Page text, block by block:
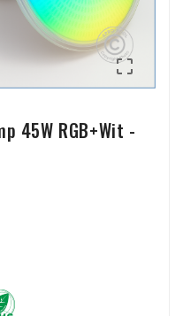

45W RGB+Wit -